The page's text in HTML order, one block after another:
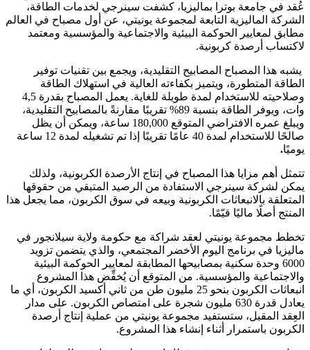
عُقد في جامعة بوترا بماليزيا، كشفت سينرجي لخدمات الطاقة،
الشركة الماليزية التابعة لمجموعة يونيتي، عن أول مصباح في العالم
مطابق لمعايير الحوكمة البيئية والاجتماعية والمؤسسية ومعتمد
لاكتساب أرصدة كربونية.
يشبه هذا المصباح المصابيح التقليدية، ويجمع بين تقنيات توفير
الطاقة المتطورة، ويتميز بكفاءته العالية في استهلاك الطاقة
وصلاحيته للاستخدام لمدة طويلة للغاية. يعمل المصباح بقدرة 4,5
وات، ويوفر الطاقة بنسبة 89% تقريبًا مقارنةً بالمصابيح التقليدية،
ويبلغ عمره الافتراضي المتوقع 180,000 ساعة، ويمكن أن يظل
صالحًا للاستخدام لمدة 40 عامًا تقريبًا إذا تم تشغيله لمدة 12 ساعة
يوميًا.
تتمثل أهم مزايا هذا المصباح في إنتاج الأرصدة الكربونية، ولذلك
يمكن لشركة سينرجي الاستفادة من الرصيد المتبقي من حقوقها
المتعلقة بالانبعاثات الكربونية وبيعه في سوق الكربون، مما يجعل هذا
المنتج أصلًا ماليًا قيّمًا.
تخطط مجموعة يونيتي لعقد شراكة مع حكومة ولاية سيلانجور في
ماليزيا في برنامج اليوم الأخضر المجتمعي، والذي يتضمن تزويد
6000 وحدة سكنية بمصابيحها المطابقة لمعايير الحوكمة البيئية
والاجتماعية والمؤسسية. من المتوقع أن يُخفِّض هذا المشروع
انبعاثات الكربون بنحو 25 مليون طن من ثاني أكسيد الكربون، أي ما
يعادل قدرة 630 مليون شجرة على امتصاص الكربون. على مدار
العِقد المقبل، ستستفيد مجموعة يونيتي من عملية إنتاج أرصدة
الكربون باستمرار أثناء إنشاء هذا المشروع.